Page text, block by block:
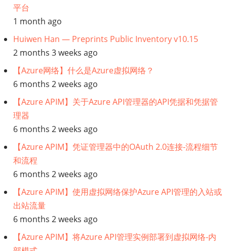
平台
1 month ago
Huiwen Han — Preprints Public Inventory v10.15
2 months 3 weeks ago
【Azure网络】什么是Azure虚拟网络？
6 months 2 weeks ago
【Azure APIM】关于Azure API管理器的API凭据和凭据管
理器
6 months 2 weeks ago
【Azure APIM】凭证管理器中的OAuth 2.0连接-流程细节
和流程
6 months 2 weeks ago
【Azure APIM】使用虚拟网络保护Azure API管理的入站或
出站流量
6 months 2 weeks ago
【Azure APIM】将Azure API管理实例部署到虚拟网络-内